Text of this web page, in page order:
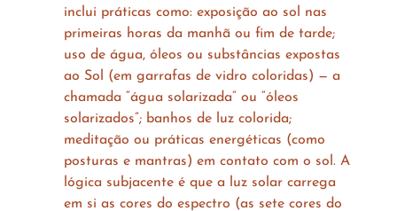
inclui práticas como: exposição ao sol nas
primeiras horas da manhã ou fim de tarde;
uso de água, óleos ou substâncias expostas
ao Sol (em garrafas de vidro coloridas) — a
chamada “água solarizada” ou “óleos
solarizados”; banhos de luz colorida;
meditação ou práticas energéticas (como
posturas e mantras) em contato com o sol. A
lógica subjacente é que a luz solar carrega
em si as cores do espectro (as sete cores do